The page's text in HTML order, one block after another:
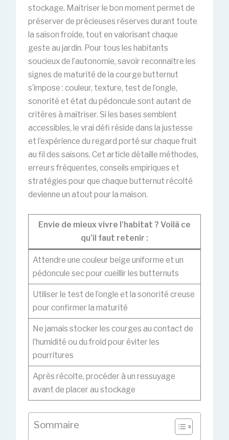
stockage. Maîtriser le bon moment permet de
préserver de précieuses réserves durant toute
la saison froide, tout en valorisant chaque
geste au jardin. Pour tous les habitants
soucieux de l’autonomie, savoir reconnaître les
signes de maturité de la courge butternut
s’impose : couleur, texture, test de l’ongle,
sonorité et état du pédoncule sont autant de
critères à maîtriser. Si les bases semblent
accessibles, le vrai défi réside dans la justesse
et l’expérience du regard porté sur chaque fruit
au fil des saisons. Cet article détaille méthodes,
erreurs fréquentes, conseils empiriques et
stratégies pour que chaque butternut récolté
devienne un atout pour la maison.
Envie de mieux vivre l’habitat ? Voilà ce
qu’il faut retenir :
Attendre une couleur beige uniforme et un
pédoncule sec pour cueillir les butternuts
Utiliser le test de l’ongle et la sonorité creuse
pour confirmer la maturité
Ne jamais stocker les courges au contact de
l’humidité ou du froid pour éviter les
pourritures
Après récolte, procéder à un ressuyage
avant de placer au stockage
Sommaire